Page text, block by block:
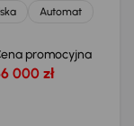
Automat
promocyjna
000 zł